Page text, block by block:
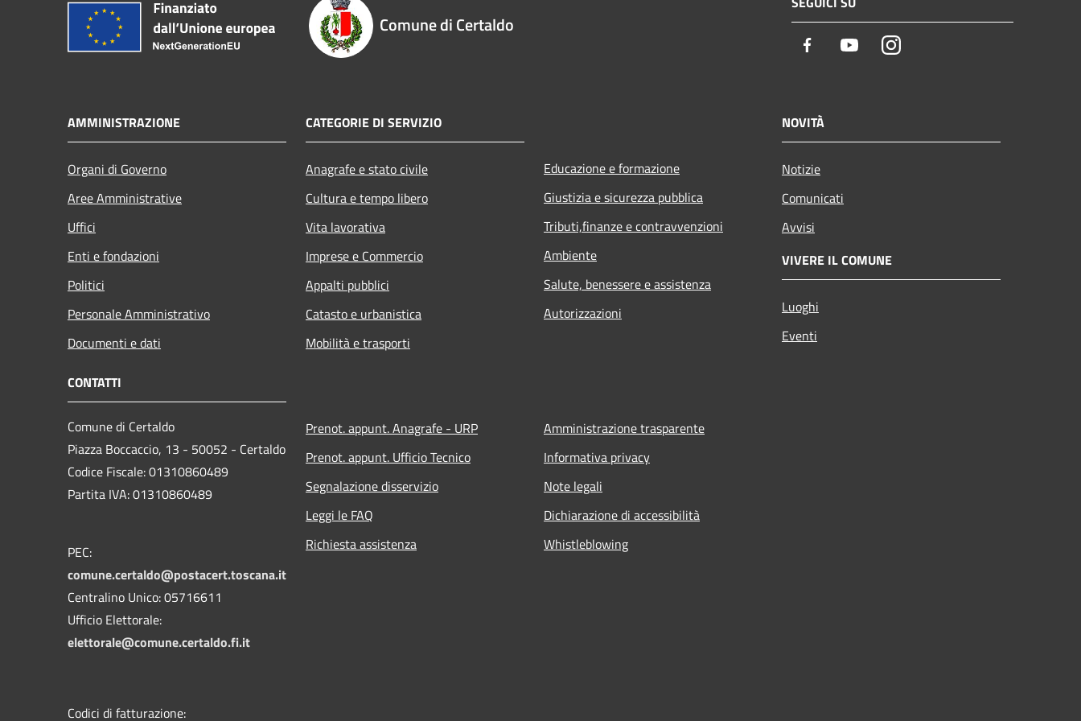
Comune di Certaldo
Facebook YoutubeInstagram
AMMINISTRAZIONE
Organi di Governo
Aree Amministrative
Uffici
Enti e fondazioni
Politici
Personale Amministrativo
Documenti e dati
CATEGORIE DI SERVIZIO
Anagrafe e stato civile
Cultura e tempo libero
Vita lavorativa
Imprese e Commercio
Appalti pubblici
Catasto e urbanistica
Mobilità e trasporti
Educazione e formazione
Giustizia e sicurezza pubblica
Tributi,finanze e contravvenzioni
Ambiente
Salute, benessere e assistenza
Autorizzazioni
NOVITÀ
Notizie
Comunicati
Avvisi
VIVERE IL COMUNE
Luoghi
Eventi
CONTATTI
Comune di Certaldo
Piazza Boccaccio, 13 - 50052 - Certaldo
Codice Fiscale: 01310860489
Partita IVA: 01310860489
PEC:
comune.certaldo@postacert.toscana.it
Centralino Unico: 05716611
Ufficio Elettorale:
elettorale@comune.certaldo.fi.it
Codici di fatturazione:
Prenot. appunt. Anagrafe - URP
Prenot. appunt. Ufficio Tecnico
Segnalazione disservizio
Leggi le FAQ
Richiesta assistenza
Amministrazione trasparente
Informativa privacy
Note legali
Dichiarazione di accessibilità
Whistleblowing